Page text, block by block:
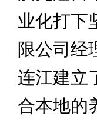
业化打下
限公司经
连江建立
合本地的